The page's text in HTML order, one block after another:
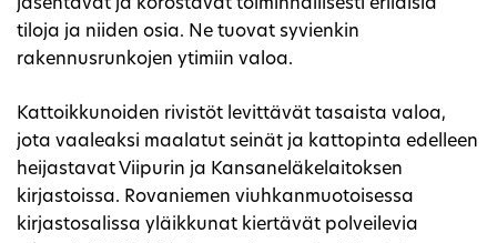
jäsentävät ja korostavat toiminnallisesti erilaisia
tiloja ja niiden osia. Ne tuovat syvienkin
rakennusrunkojen ytimiin valoa.
Kattoikkunoiden rivistöt levittävät tasaista valoa,
jota vaaleaksi maalatut seinät ja kattopinta edelleen
heijastavat Viipurin ja Kansaneläkelaitoksen
kirjastoissa. Rovaniemen viuhkanmuotoisessa
kirjastosalissa yläikkunat kiertävät polveilevia